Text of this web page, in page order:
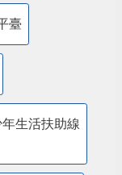
臺
生活扶助線